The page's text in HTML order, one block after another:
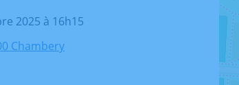
2025 à 16h15
Chambery